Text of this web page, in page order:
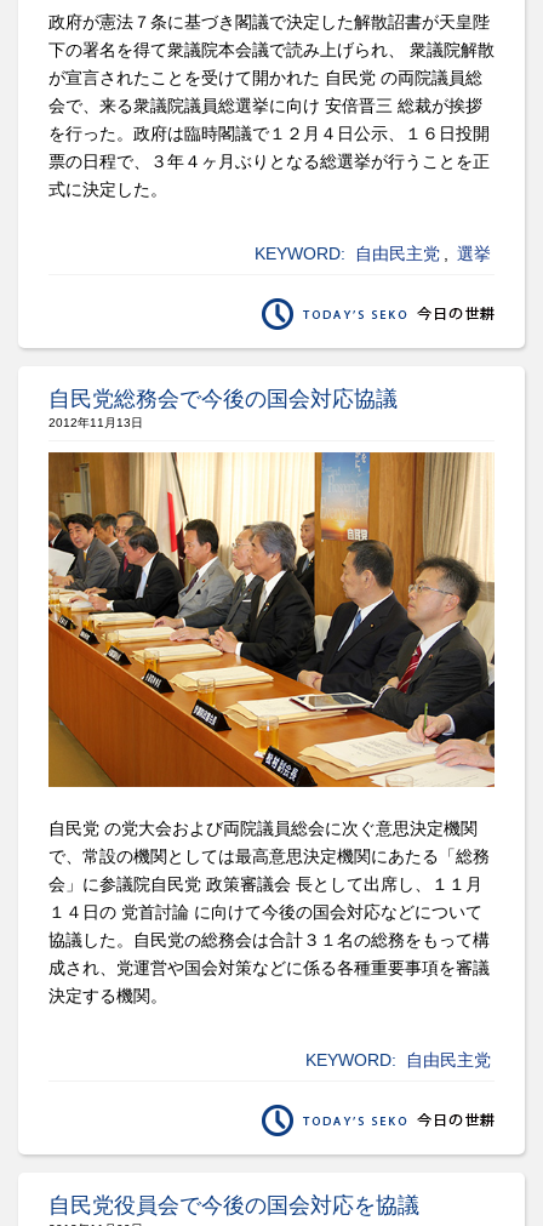
政府が憲法７条に基づき閣議で決定した解散詔書が天皇陛
下の署名を得て衆議院本会議で読み上げられ、 衆議院解散
が宣言されたことを受けて開かれた 自民党 の両院議員総
会で、来る衆議院議員総選挙に向け 安倍晋三 総裁が挨拶
を行った。政府は臨時閣議で１２月４日公示、１６日投開
票の日程で、３年４ヶ月ぶりとなる総選挙が行うことを正
式に決定した。
KEYWORD: 自由民主党 選挙
自民党総務会で今後の国会対応協議
2012年11月13日
自民党 の党大会および両院議員総会に次ぐ意思決定機関
で、常設の機関としては最高意思決定機関にあたる「総務
会」に参議院自民党 政策審議会 長として出席し、１１月
１４日の 党首討論 に向けて今後の国会対応などについて
協議した。自民党の総務会は合計３１名の総務をもって構
成され、党運営や国会対策などに係る各種重要事項を審議
決定する機関。
KEYWORD: 自由民主党
自民党役員会で今後の国会対応を協議